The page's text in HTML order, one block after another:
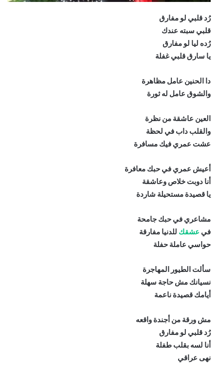
رُد قلبي لو مفارق
قلبي سبته عندك
رُده ليا لو مفارق
يا سارق قلبي غفلة
دا الحنين عامل مظاهرة
والشوق عامل له ثورة
العين عاشقة من نظرة
والقلب داب في لحظة
عشت عمري فيك مسافرة
أعيش عمري في حبك معافرة
أنا دوبت خلاص وعاشقة
يا قصيدة مستحيلة شاردة
مشاعري في حبك جامحة
في عشقك للدنيا مفارقة
حواسي عاملة حفلة
سألت الطيور المهاجرة
نسيانك مش حاجة سهلة
أيامك قصيدة ناعمة
مش ورقة من أجندة واقعه
رُد قلبي لو مفارق
أنا لسه بقلب طفلة
نهى عراقي